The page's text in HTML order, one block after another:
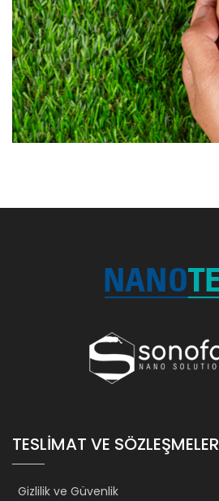
TESLIMAT VE SÖZLEŞMELER
Gizlilik ve Güvenlik